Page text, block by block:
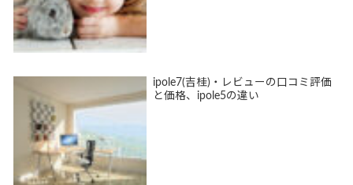
ipole7(吉桂)・レビューの口コミ評価
と価格、ipole5の違い